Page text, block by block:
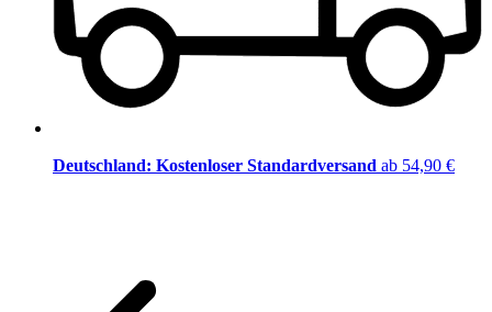
Deutschland: Kostenloser Standardversand ab 54,90 €